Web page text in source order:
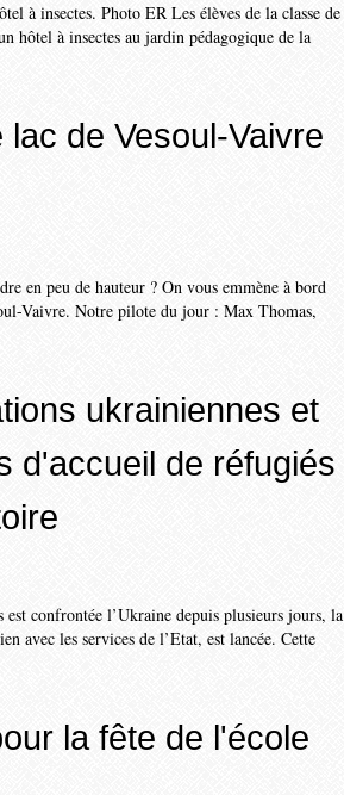
à insectes. Photo ER Les élèves de la classe de
hôtel à insectes au jardin pédagogique de la
de Vesoul-Vaivre
en peu de hauteur ? On vous emmène à bord
Vaivre. Notre pilote du jour : Max Thomas,
ukrainiennes et
d'accueil de réfugiés
est confrontée l’Ukraine depuis plusieurs jours, la
avec les services de l’Etat, est lancée. Cette
la fête de l'école